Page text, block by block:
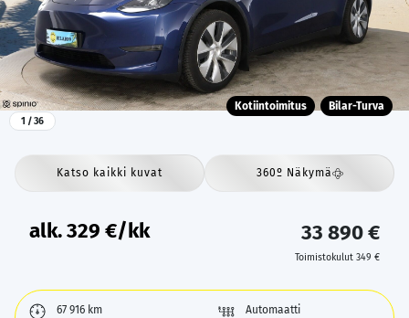
1 / 36
Kotiintoimitus Bilar-Turva
Katso kaikki kuvat 360º Näkymä
alk.329 €/kk 33 890 €
Toimistokulut 349 €
67 916 km Automaatti